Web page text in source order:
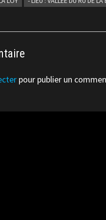
pour publier un